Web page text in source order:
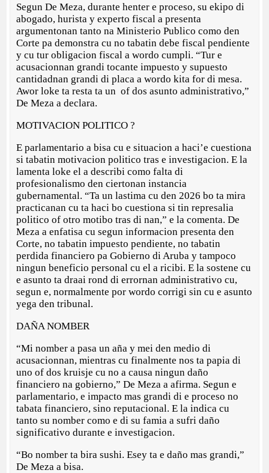
Segun De Meza, durante henter e proceso, su ekipo di
abogado, hurista y experto fiscal a presenta
argumentonan tanto na Ministerio Publico como den
Corte pa demonstra cu no tabatin debe fiscal pendiente
y cu tur obligacion fiscal a wordo cumpli. “Tur e
acusacionnan grandi tocante impuesto y supuesto
cantidadnan grandi di placa a wordo kita for di mesa.
Awor loke ta resta ta un of dos asunto administrativo,”
De Meza a declara.
MOTIVACION POLITICO ?
E parlamentario a bisa cu e situacion a haci’e cuestiona
si tabatin motivacion politico tras e investigacion. E la
lamenta loke el a describi como falta di
profesionalismo den ciertonan instancia
gubernamental. “Ta un lastima cu den 2026 bo ta mira
practicanan cu ta haci bo cuestiona si tin represalia
politico of otro motibo tras di nan,” e la comenta. De
Meza a enfatisa cu segun informacion presenta den
Corte, no tabatin impuesto pendiente, no tabatin
perdida financiero pa Gobierno di Aruba y tampoco
ningun beneficio personal cu el a ricibi. E la sostene cu
e asunto ta draai rond di errornan administrativo cu,
segun e, normalmente por wordo corrigi sin cu e asunto
yega den tribunal.
DAÑA NOMBER
“Mi nomber a pasa un aña y mei den medio di
acusacionnan, mientras cu finalmente nos ta papia di
uno of dos kruisje cu no a causa ningun daño
financiero na gobierno,” De Meza a afirma. Segun e
parlamentario, e impacto mas grandi di e proceso no
tabata financiero, sino reputacional. E la indica cu
tanto su nomber como e di su famia a sufri daño
significativo durante e investigacion.
“Bo nomber ta bira sushi. Esey ta e daño mas grandi,”
De Meza a bisa.